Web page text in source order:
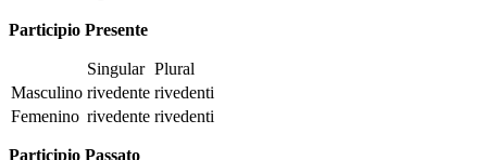
Participio Presente
Singular Plural
Masculino rivedente rivedenti
Femenino rivedente rivedenti
Participio Passato